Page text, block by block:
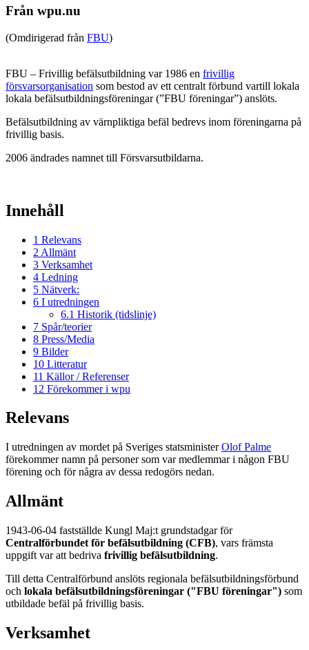
Från wpu.nu
(Omdirigerad från FBU)
FBU – Frivillig befälsutbildning var 1986 en frivillig
försvarsorganisation som bestod av ett centralt förbund vartill lokala
lokala befälsutbildningsföreningar (”FBU föreningar”) anslöts.
Befälsutbildning av värnpliktiga befäl bedrevs inom föreningarna på
frivillig basis.
2006 ändrades namnet till Försvarsutbildarna.
Innehåll
1 Relevans
2 Allmänt
3 Verksamhet
4 Ledning
5 Nätverk:
6 I utredningen
6.1 Historik (tidslinje)
7 Spår/teorier
8 Press/Media
9 Bilder
10 Litteratur
11 Källor / Referenser
12 Förekommer i wpu
Relevans
I utredningen av mordet på Sveriges statsministerOlof Palme
förekommer namn på personer som var medlemmar i någon FBU
förening och för några av dessa redogörs nedan.
Allmänt
1943-06-04 fastställde Kungl Maj:t grundstadgar för
Centralförbundet för befälsutbildning (CFB), vars främsta
uppgift var att bedriva frivillig befälsutbildning.
Till detta Centralförbund anslöts regionala befälsutbildningsförbund
och lokala befälsutbildningsföreningar ("FBU föreningar") som
utbildade befäl på frivillig basis.
Verksamhet